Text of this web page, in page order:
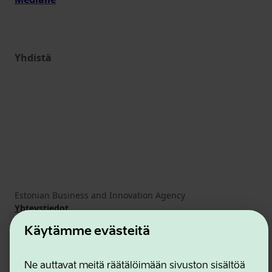
Käytämme evästeitä
Ne auttavat meitä räätälöimään sivuston sisältöä
Yhdistä
Estonian Business and Innovation Agency
Yhteystiedot
Yhteistyökumppanit
Käyttöehdot